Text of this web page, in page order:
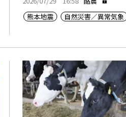
熊本地震
自然災害／異常気象